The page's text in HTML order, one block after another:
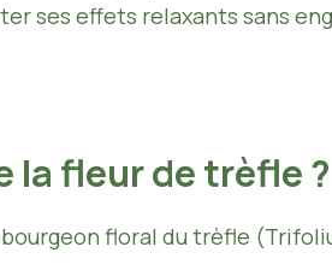
ses effets relaxants sans
la fleur de trèfle ?
floral du trèfle